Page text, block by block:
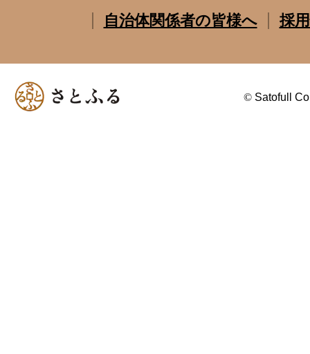
自治体関係者の皆様へ
採
© Satofull